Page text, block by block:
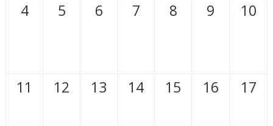
4 5 6 7 8 9 10
11 12 13 14 15 16 17